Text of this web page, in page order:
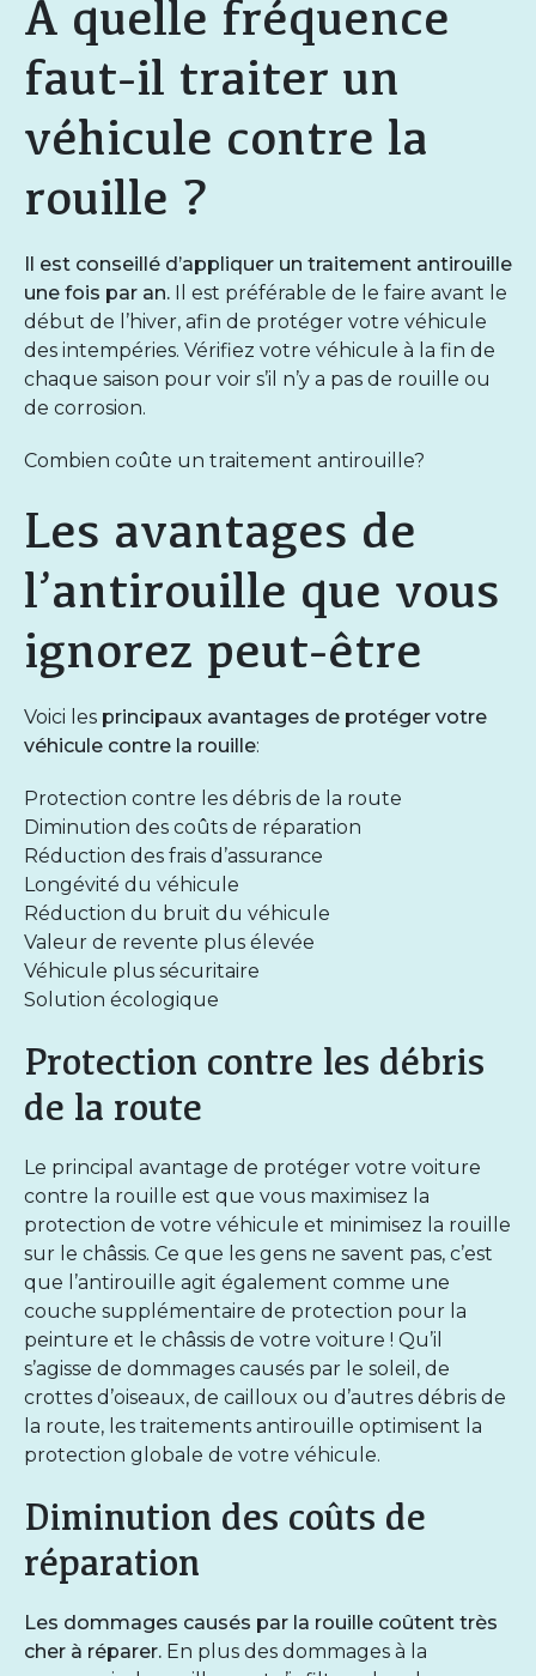
À quelle fréquence
faut-il traiter un
véhicule contre la
rouille ?
Il est conseillé d’appliquer un traitement antirouille
une fois par an. Il est préférable de le faire avant le
début de l’hiver, afin de protéger votre véhicule
des intempéries. Vérifiez votre véhicule à la fin de
chaque saison pour voir s’il n’y a pas de rouille ou
de corrosion.
Combien coûte un traitement antirouille?
Les avantages de
l’antirouille que vous
ignorez peut-être
Voici les principaux avantages de protéger votre
véhicule contre la rouille:
Protection contre les débris de la route
Diminution des coûts de réparation
Réduction des frais d’assurance
Longévité du véhicule
Réduction du bruit du véhicule
Valeur de revente plus élevée
Véhicule plus sécuritaire
Solution écologique
Protection contre les débris
de la route
Le principal avantage de protéger votre voiture
contre la rouille est que vous maximisez la
protection de votre véhicule et minimisez la rouille
sur le châssis. Ce que les gens ne savent pas, c’est
que l’antirouille agit également comme une
couche supplémentaire de protection pour la
peinture et le châssis de votre voiture ! Qu’il
s’agisse de dommages causés par le soleil, de
crottes d’oiseaux, de cailloux ou d’autres débris de
la route, les traitements antirouille optimisent la
protection globale de votre véhicule.
Diminution des coûts de
réparation
Les dommages causés par la rouille coûtent très
cher à réparer. En plus des dommages à la